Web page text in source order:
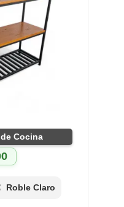
Cocina
Roble Claro